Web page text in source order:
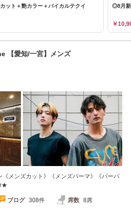
ト＋艶カラー＋バイカルテクイ
◎8月新
￥
【愛知/一宮】メンズ
メンズカット》《メンズパーマ》《バーバ
ブログ 308件 席数 8席